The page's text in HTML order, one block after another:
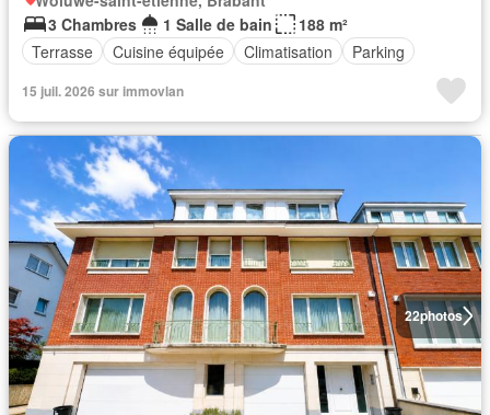
3 Chambres
1 Salle de bain
188 m²
Terrasse
Cuisine équipée Climatisation Parking
15 juil. 2026 sur immovlan
22photos